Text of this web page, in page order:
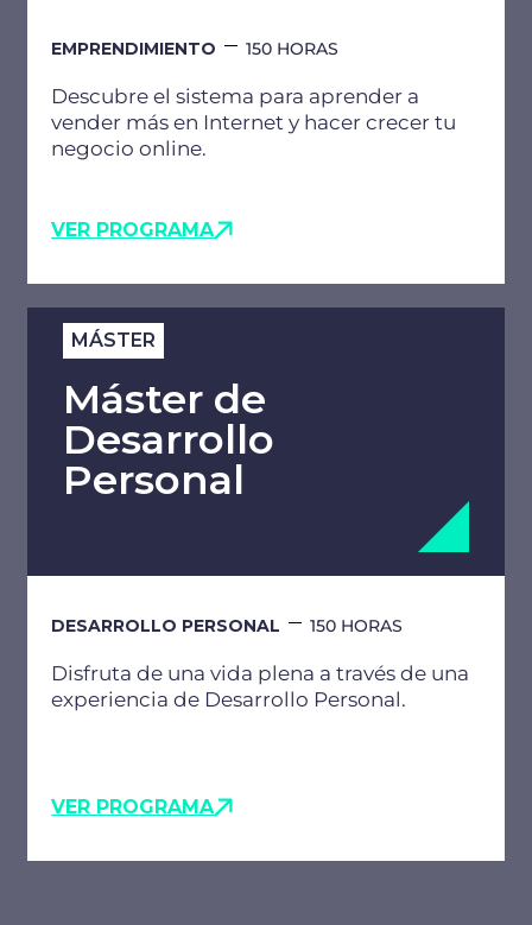
EMPRENDIMIENTO 150 HORAS
Descubre el sistema para aprender a
vender más en Internet y hacer crecer tu
negocio online.
VER PROGRAMA
MÁSTER
Máster de
Desarrollo
Personal
DESARROLLO PERSONAL 150 HORAS
Disfruta de una vida plena a través de una
experiencia de Desarrollo Personal.
VER PROGRAMA